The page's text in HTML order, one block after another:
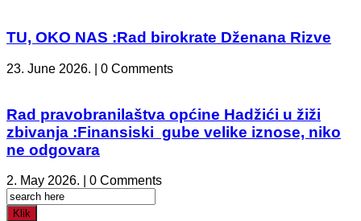
TU, OKO NAS :Rad birokrate Dženana Rizve
23. June 2026. | 0 Comments
Rad pravobranilaštva općine Hadžići u žiži
zbivanja :Finansiski gube velike iznose, niko
ne odgovara
2. May 2026. | 0 Comments
Klik